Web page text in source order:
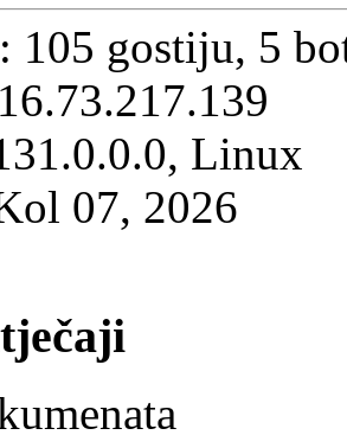
105 gostiju, 5
Linux
07, 2026